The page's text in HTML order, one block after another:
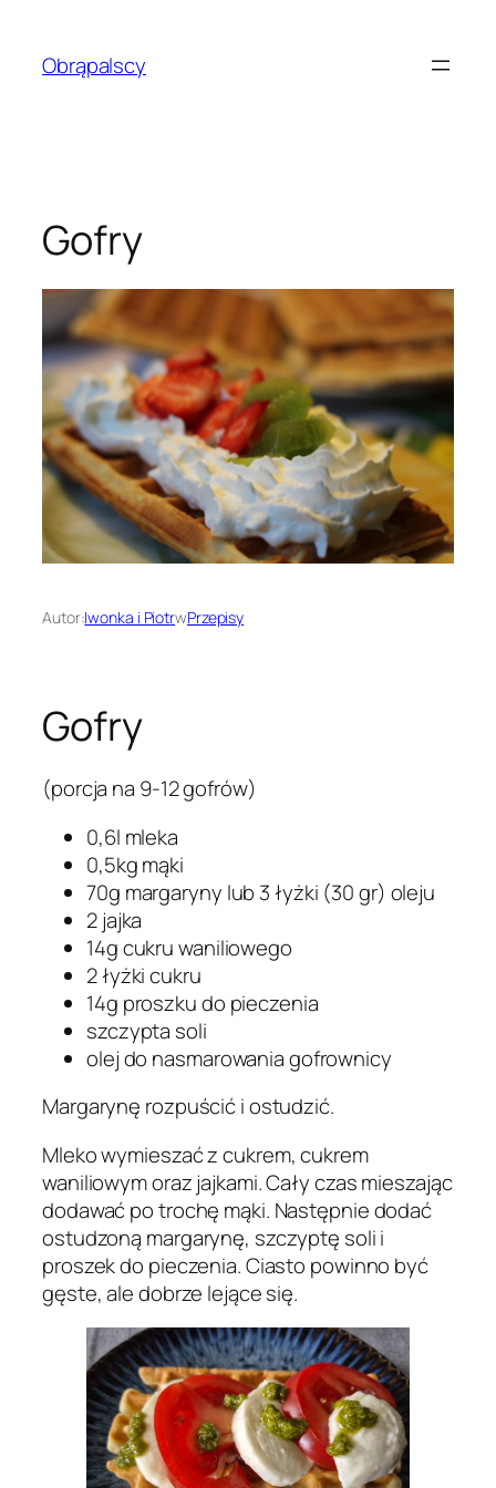
treściObrąpalscy
Gofry
Autor:Iwonka i PiotrwPrzepisy
Gofry
(porcja na 9-12 gofrów)
0,6l mleka
0,5kg mąki
70g margaryny lub 3 łyżki (30 gr) oleju
2 jajka
14g cukru waniliowego
2 łyżki cukru
14g proszku do pieczenia
szczypta soli
olej do nasmarowania gofrownicy
Margarynę rozpuścić i ostudzić.
Mleko wymieszać z cukrem, cukrem
waniliowym oraz jajkami. Cały czas mieszając
dodawać po trochę mąki. Następnie dodać
ostudzoną margarynę, szczyptę soli i
proszek do pieczenia. Ciasto powinno być
gęste, ale dobrze lejące się.